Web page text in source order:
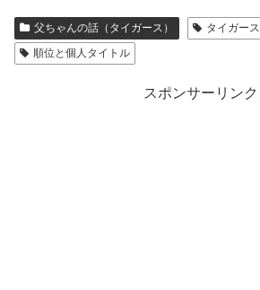
父ちゃんの話（タイガース）
タイガース
順位と個人タイトル
スポンサーリンク